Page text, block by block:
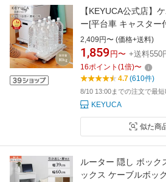
【KEYUCA公式店】
ー[平台車 キャスター
結 台車 連結平台車 タ
ル リビング キャリー
ター 収納 クローゼッ
ッズ キャリー コンパ
2,409円〜 (価格+送料)
1,859 円〜 +送料550
16ポイント (1倍)〜
4.7(610件)
8/10 13:00までの注文で最
KEYUCA
似た商
ルーター 隠し ボック
ックス ケーブルボッ